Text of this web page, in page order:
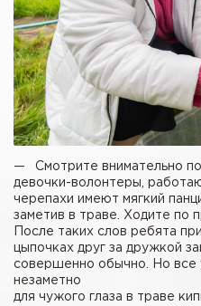
— Смотрите внимательно
девочки-­волонтеры,
черепахи имеют мягкий
заметив в траве. Ходите по
После таких слов ребята
цыпочках друг за дружкой
совершенно обычно. Но все
незаметно
для чужого глаза в траве